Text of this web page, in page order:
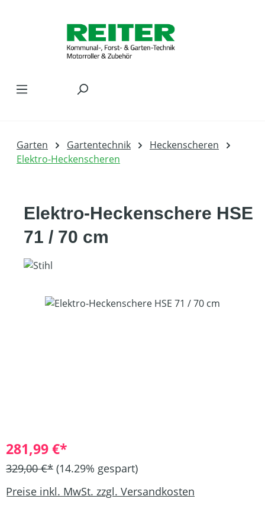
Garten Gartentechnik
Heckenscheren
Elektro-Heckenscheren
Elektro-Heckenschere HSE
71 / 70 cm
Bildergalerie überspringen
281,99 €*
329,00 €* (14.29% gespart)
Preise inkl. MwSt. zzgl. Versandkosten